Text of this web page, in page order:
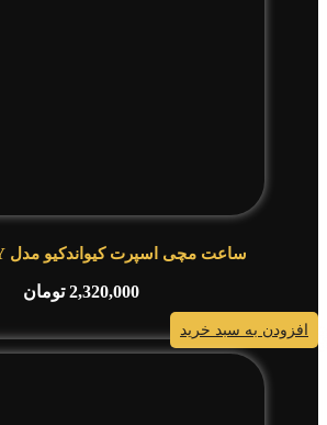
ساعت مچی اسپرت کیواندکیو مدل VQ94J024Y
2,320,000 تومان
افزودن به سبد خرید